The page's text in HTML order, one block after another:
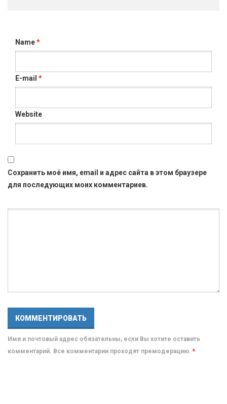
Name*
E-mail *
Website
Сохранить моё имя, email и адрес сайта в этом браузере
для последующих моих комментариев.
Имя и почтовый адрес обязательны, если Вы хотите оставить
комментарий. Все комментарии проходят премодерацию. *